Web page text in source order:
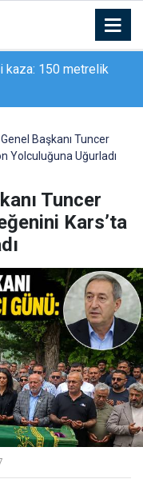
yılı hazırlıkları
Başkanı Tuncer
Yolculuğuna Uğurladı
Tuncer
Kars’ta